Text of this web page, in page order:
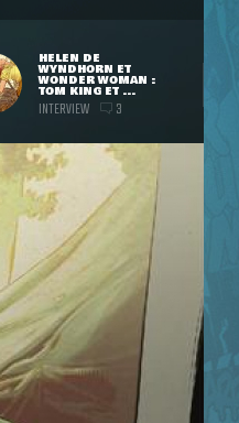
HELEN DE
WYNDHORN ET
WONDER WOMAN :
TOM KING ET ...
INTERVIEW 3